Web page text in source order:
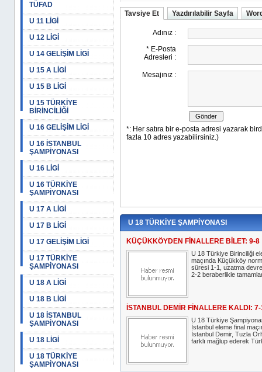
TÜFAD
U 11 LİGİ
U 12 LİGİ
U 14 GELİŞİM LİGİ
U 15 A LİGİ
U 15 B LİGİ
U 15 TÜRKİYE
BİRİNCİLİĞİ
U 16 GELİŞİM LİGİ
U 16 İSTANBUL
ŞAMPİYONASI
U 16 LİGİ
U 16 TÜRKİYE
ŞAMPİYONASI
U 17 A LİGİ
U 17 B LİGİ
U 17 GELİŞİM LİGİ
U 17 TÜRKİYE
ŞAMPİYONASI
U 18 A LİGİ
U 18 B LİGİ
U 18 İSTANBUL
ŞAMPİYONASI
U 18 LİGİ
U 18 TÜRKİYE
ŞAMPİYONASI
Tavsiye Et Yazdırılabilir Sayfa
U 18 TÜRKİYE ŞAMPİYONASI
KÜÇÜKKÖYDEN FİNALLERE BİLET: 9-8
U 18 Türkiye Birinciliği
maçında Küçükköy
süresi 1-1, uzatma
2-2 beraberlikle
İSTANBUL DEMİR FİNALLERE KALDI:
U 18 Türkiye
İstanbul eleme final
İstanbul Demir, Tuzla
farklı mağlup ederek